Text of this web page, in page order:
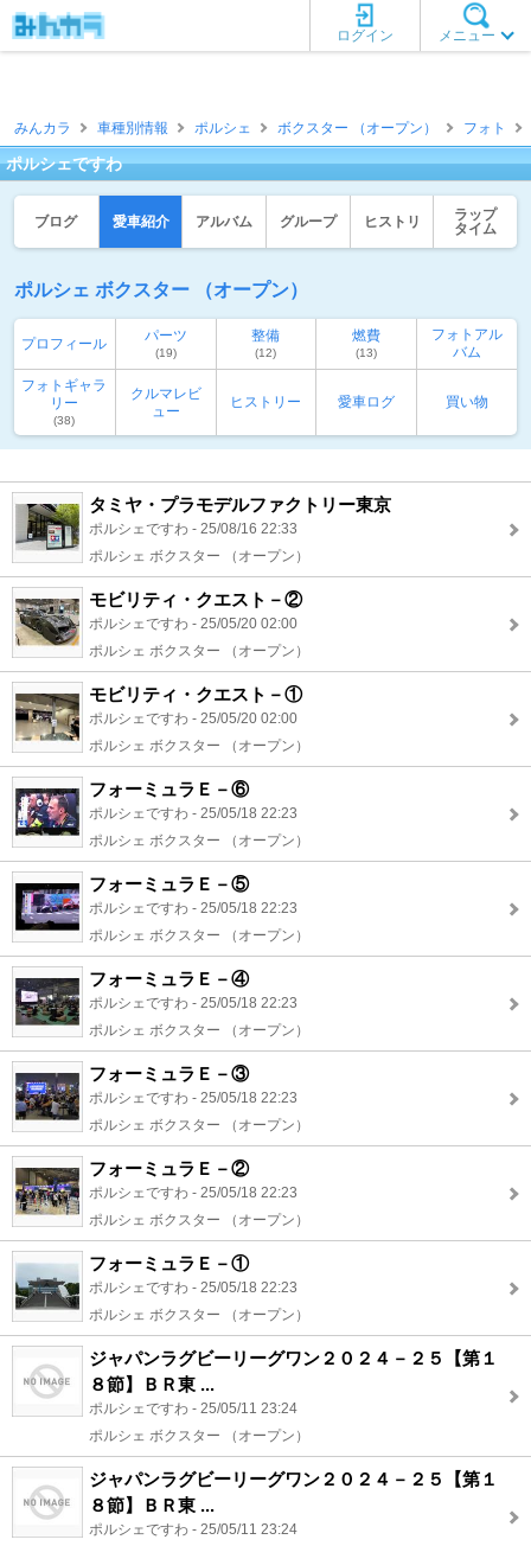
メニュー
ログイン
みんカラ 車種別情報 ポルシェ ボクスター （オープン） フォト
ポルシェですわ
ブログ 愛車紹介 アルバム グループ ヒストリ
ラップ
タイム
ポルシェ ボクスター （オープン）
プロフィール パーツ
(19)
整備
(12)
燃費
(13)
フォトアル
バム
フォトギャラ
リー
(38)
クルマレビ
ュー
ヒストリー 愛車ログ 買い物
タミヤ・プラモデルファクトリー東京
ポルシェですわ - 25/08/16 22:33
ポルシェ ボクスター （オープン）
モビリティ・クエスト－②
ポルシェですわ - 25/05/20 02:00
ポルシェ ボクスター （オープン）
モビリティ・クエスト－①
ポルシェですわ - 25/05/20 02:00
ポルシェ ボクスター （オープン）
フォーミュラＥ－⑥
ポルシェですわ - 25/05/18 22:23
ポルシェ ボクスター （オープン）
フォーミュラＥ－⑤
ポルシェですわ - 25/05/18 22:23
ポルシェ ボクスター （オープン）
フォーミュラＥ－④
ポルシェですわ - 25/05/18 22:23
ポルシェ ボクスター （オープン）
フォーミュラＥ－③
ポルシェですわ - 25/05/18 22:23
ポルシェ ボクスター （オープン）
フォーミュラＥ－②
ポルシェですわ - 25/05/18 22:23
ポルシェ ボクスター （オープン）
フォーミュラＥ－①
ポルシェですわ - 25/05/18 22:23
ポルシェ ボクスター （オープン）
ジャパンラグビーリーグワン２０２４－２５【第１
８節】ＢＲ東 ...
ポルシェですわ - 25/05/11 23:24
ポルシェ ボクスター （オープン）
ジャパンラグビーリーグワン２０２４－２５【第１
８節】ＢＲ東 ...
ポルシェですわ - 25/05/11 23:24